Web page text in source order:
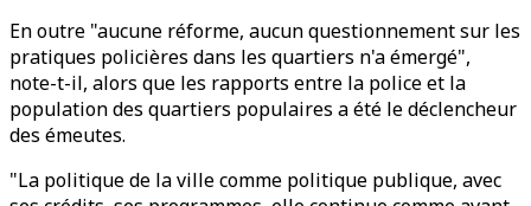
En outre "aucune réforme, aucun questionnement sur les
pratiques policières dans les quartiers n'a émergé",
note-t-il, alors que les rapports entre la police et la
population des quartiers populaires a été le déclencheur
des émeutes.
"La politique de la ville comme politique publique, avec